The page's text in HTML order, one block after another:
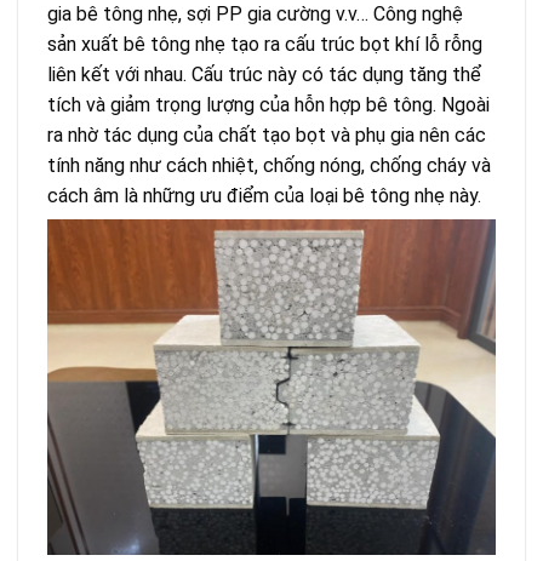
gia bê tông nhẹ, sợi PP gia cường v.v… Công nghệ
sản xuất bê tông nhẹ tạo ra cấu trúc bọt khí lỗ rỗng
liên kết với nhau. Cấu trúc này có tác dụng tăng thể
tích và giảm trọng lượng của hỗn hợp bê tông. Ngoài
ra nhờ tác dụng của chất tạo bọt và phụ gia nên các
tính năng như cách nhiệt, chống nóng, chống cháy và
cách âm là những ưu điểm của loại bê tông nhẹ này.